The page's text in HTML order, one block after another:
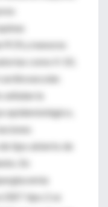
y menores
como Il-10,
la
epidemiológico,
tipo abierto de
En
DBT tipo 2 se